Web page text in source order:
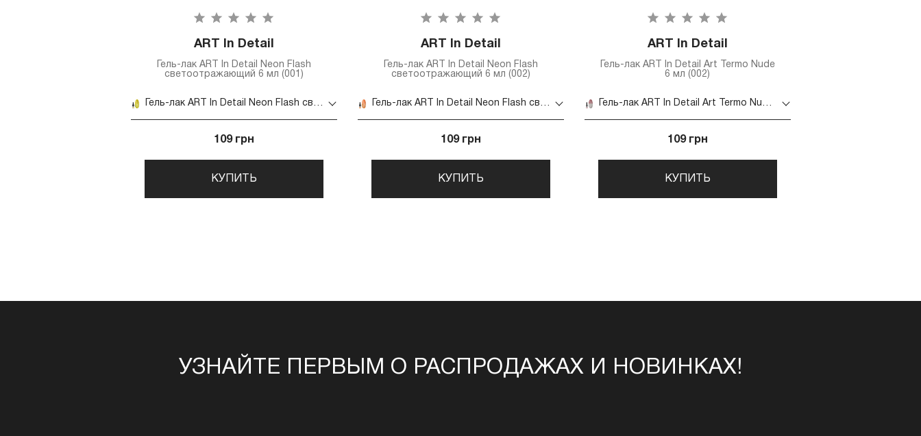
ART In Detail
Гель-лак ART In Detail Neon Flash
светоотражающий 6 мл (001)
Гель-лак ART In Detail Neon Flash светоотражающий 6 мл (001)
109 грн
КУПИТЬ
ART In Detail
Гель-лак ART In Detail Neon Flash
светоотражающий 6 мл (002)
Гель-лак ART In Detail Neon Flash светоотражающий 6 мл (002)
109 грн
КУПИТЬ
ART In Detail
Гель-лак ART In Detail Art Termo Nude
6 мл (002)
Гель-лак ART In Detail Art Termo Nude 6 мл (002)
109 грн
КУПИТЬ
УЗНАЙТЕ ПЕРВЫМ О РАСПРОДАЖАХ И НОВИНКАХ!